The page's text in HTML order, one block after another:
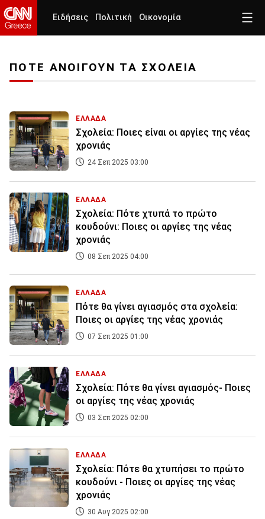
Ειδήσεις Πολιτική Οικονομία
ΠΟΤΕ ΑΝΟΙΓΟΥΝ ΤΑ ΣΧΟΛΕΙΑ
ΕΛΛΑΔΑ
Σχολεία: Ποιες είναι οι αργίες της νέας
χρονιάς
24 Σεπ 2025 03:00
ΕΛΛΑΔΑ
Σχολεία: Πότε χτυπά το πρώτο
κουδούνι: Ποιες οι αργίες της νέας
χρονιάς
08 Σεπ 2025 04:00
ΕΛΛΑΔΑ
Πότε θα γίνει αγιασμός στα σχολεία:
Ποιες οι αργίες της νέας χρονιάς
07 Σεπ 2025 01:00
ΕΛΛΑΔΑ
Σχολεία: Πότε θα γίνει αγιασμός- Ποιες
οι αργίες της νέας χρονιάς
03 Σεπ 2025 02:00
ΕΛΛΑΔΑ
Σχολεία: Πότε θα χτυπήσει το πρώτο
κουδούνι - Ποιες οι αργίες της νέας
χρονιάς
30 Αυγ 2025 02:00